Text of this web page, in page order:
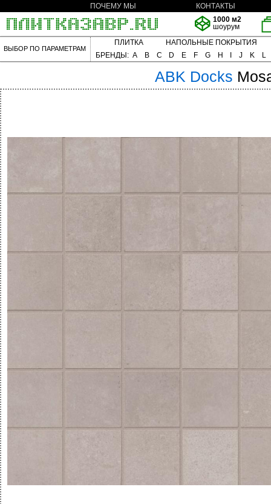
ПОЧЕМУ МЫ
КОНТАКТЫ
1000 м2
шоурум
ВЫБОР ПО ПАРАМЕТРАМ
ПЛИТКА
НАПОЛЬНЫЕ ПОКРЫТИЯ
БРЕНДЫ: A B C D E F G H J K L
ABK Docks